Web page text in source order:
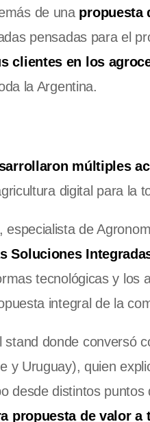
de una propuesta
pensadas para el
clientes en los
la Argentina.
múltiples
digital para la
de
Soluciones
tecnológicas y los
integral de la
donde conversó
y Uruguay), quien
desde distintos puntos
propuesta de valor